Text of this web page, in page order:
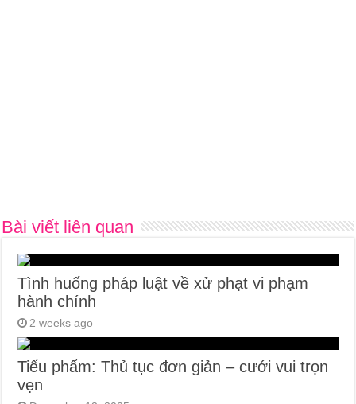
Bài viết liên quan
Tình huống pháp luật về xử phạt vi phạm
hành chính
2 weeks ago
Tiểu phẩm: Thủ tục đơn giản – cưới vui trọn
vẹn